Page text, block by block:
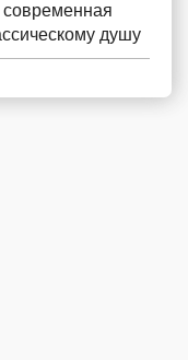
душу